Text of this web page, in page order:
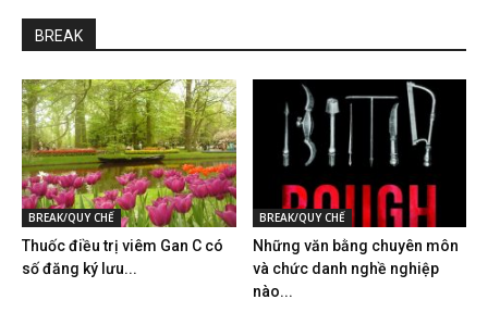
BREAK
BREAK/QUY CHẾ
Thuốc điều trị viêm Gan C có
số đăng ký lưu...
BREAK/QUY CHẾ
Những văn bằng chuyên môn
và chức danh nghề nghiệp
nào...